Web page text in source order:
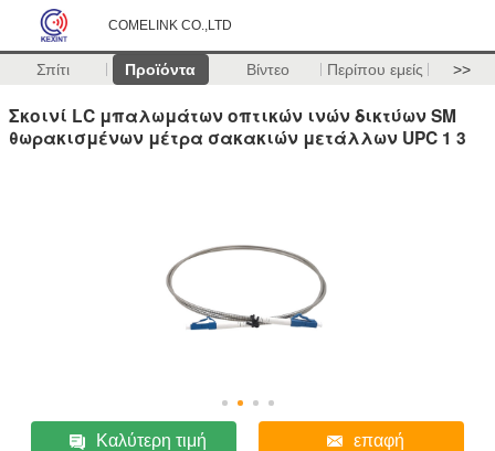
COMELINK CO.,LTD
Σπίτι Προϊόντα Βίντεο Περίπου εμείς >>
Σκοινί LC μπαλωμάτων οπτικών ινών δικτύων SM
θωρακισμένων μέτρα σακακιών μετάλλων UPC 1 3
Καλύτερη τιμή επαφή